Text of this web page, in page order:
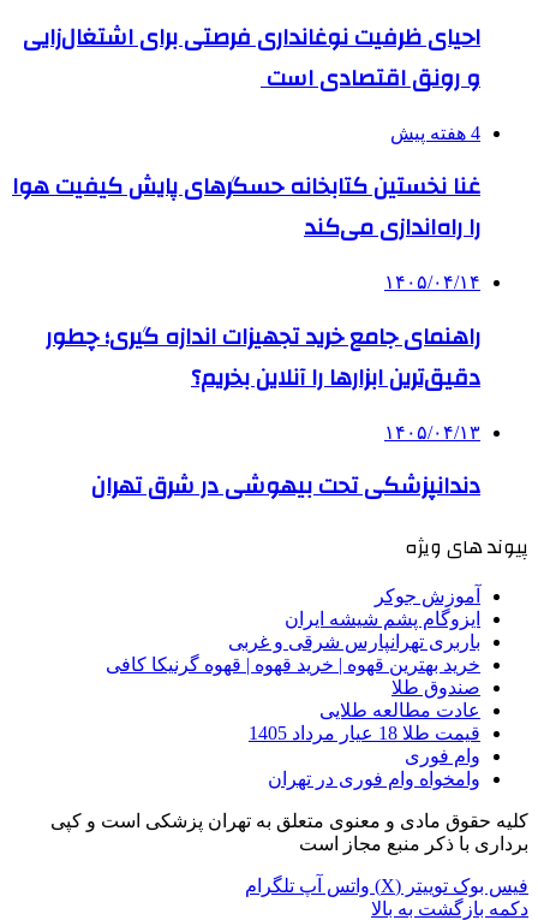
احیای ظرفیت نوغانداری فرصتی برای اشتغال‌زایی
و رونق اقتصادی است
4 هفته پیش
غنا نخستین کتابخانه حسگرهای پایش کیفیت هوا
را راه‌اندازی می‌کند
۱۴۰۵/۰۴/۱۴
راهنمای جامع خرید تجهیزات اندازه گیری؛ چطور
دقیق‌ترین ابزارها را آنلاین بخریم؟
۱۴۰۵/۰۴/۱۳
دندانپزشکی تحت بیهوشی در شرق تهران
پیوند های ویژه
آموزش جوکر
ایزوگام پشم شیشه ایران
باربری تهرانپارس شرقی و غربی
خرید بهترین قهوه | خرید قهوه | قهوه گرنیکا کافی
صندوق طلا
عادت مطالعه طلایی
قیمت طلا 18 عیار مرداد 1405
وام فوری
وامخواه وام فوری در تهران
کلیه حقوق مادی و معنوی متعلق به تهران پزشکی است و کپی
برداری با ذکر منبع مجاز است
فیس بوک توییتر (X) واتس آپ تلگرام
دکمه بازگشت به بالا